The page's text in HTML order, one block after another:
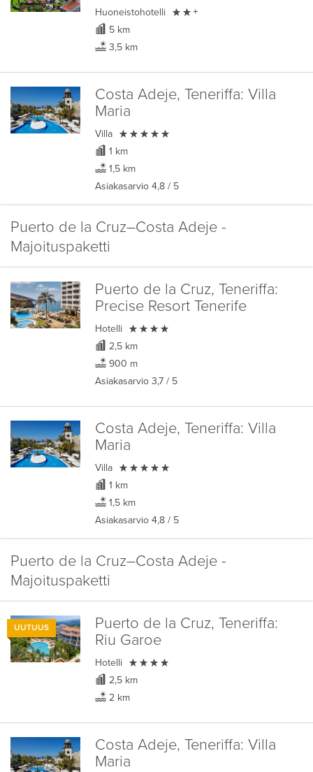
Huoneistohotelli  +
5 km
3,5 km
Costa Adeje, Teneriffa: Villa
Maria
Villa 
1 km
1,5 km
Asiakasarvio 4,8 / 5
Puerto de la Cruz–Costa Adeje -
Majoituspaketti
Puerto de la Cruz, Teneriffa:
Precise Resort Tenerife
Hotelli 
2,5 km
900 m
Asiakasarvio 3,7 / 5
Costa Adeje, Teneriffa: Villa
Maria
Villa 
1 km
1,5 km
Asiakasarvio 4,8 / 5
Puerto de la Cruz–Costa Adeje -
Majoituspaketti
UUTUUS
Puerto de la Cruz, Teneriffa:
Riu Garoe
Hotelli 
2,5 km
2 km
Costa Adeje, Teneriffa: Villa
Maria